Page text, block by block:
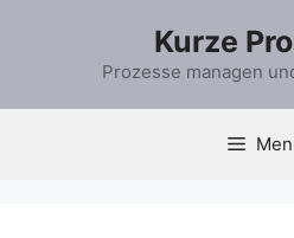
Kurze
Prozesse managen